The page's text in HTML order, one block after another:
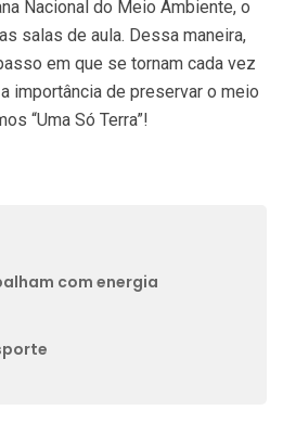
Nacional do Meio Ambiente, o
salas de aula. Dessa maneira,
em que se tornam cada vez
importância de preservar o meio
“Uma Só Terra”!
com energia